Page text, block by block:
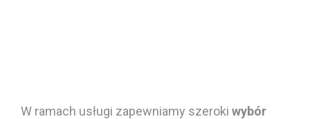
W ramach usługi zapewniamy szeroki wybór